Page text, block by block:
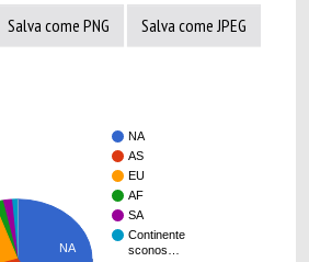
Salva come PNG Salva come JPEG
NA
AS
EU
AF
SA
Continente
sconos…
NA